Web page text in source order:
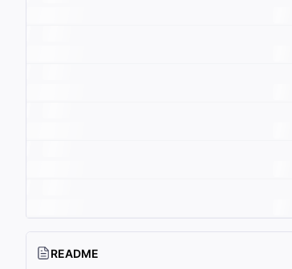
README